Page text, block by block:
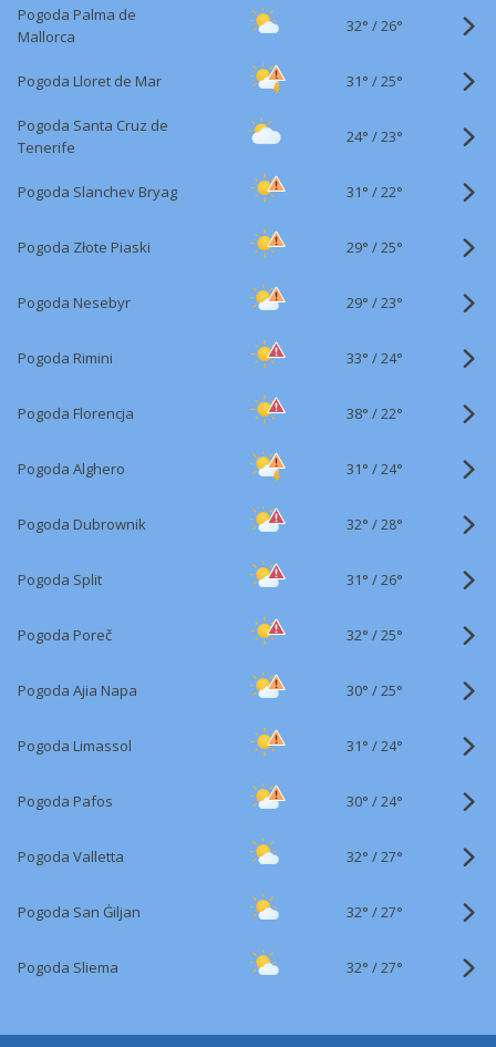
Pogoda Palma de
Mallorca
32° /26°
Pogoda Lloret de Mar 31° /25°
Pogoda Santa Cruz de
Tenerife
24° /23°
Pogoda Slanchev Bryag 31° /22°
Pogoda Złote Piaski 29° /25°
Pogoda Nesebyr 29° /23°
Pogoda Rimini 33° /24°
Pogoda Florencja 38° /22°
Pogoda Alghero 31° /24°
Pogoda Dubrownik 32° /28°
Pogoda Split 31° /26°
Pogoda Poreč 32° /25°
Pogoda Ajia Napa 30° /25°
Pogoda Limassol 31° /24°
Pogoda Pafos 30° /24°
Pogoda Valletta 32° /27°
Pogoda San Ġiljan 32° /27°
Pogoda Sliema 32° /27°